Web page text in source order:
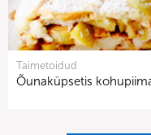
Taimetoidud
Õunaküpsetis